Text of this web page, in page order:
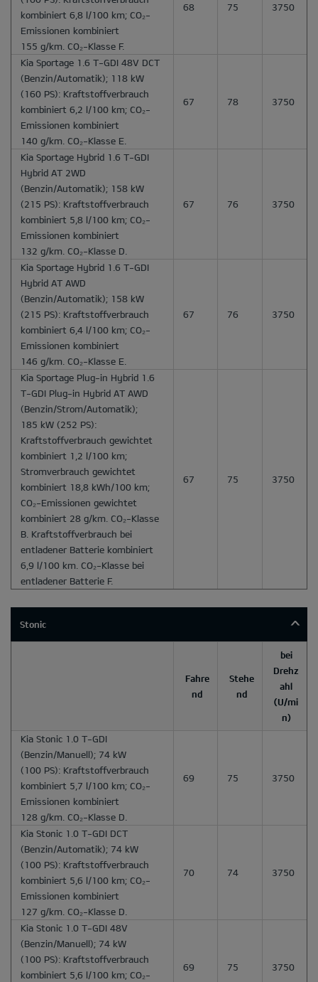
kombiniert 6,8 l/100 km; CO₂-
Emissionen kombiniert
155 g/km. CO₂-Klasse F.
68 75 3750
Kia Sportage 1.6 T-GDI 48V DCT
(Benzin/Automatik); 118 kW
(160 PS): Kraftstoffverbrauch
kombiniert 6,2 l/100 km; CO₂-
Emissionen kombiniert
140 g/km. CO₂-Klasse E.
67 78 3750
Kia Sportage Hybrid 1.6 T-GDI
Hybrid AT 2WD
(Benzin/Automatik); 158 kW
(215 PS): Kraftstoffverbrauch
kombiniert 5,8 l/100 km; CO₂-
Emissionen kombiniert
132 g/km. CO₂-Klasse D.
67 76 3750
Kia Sportage Hybrid 1.6 T-GDI
Hybrid AT AWD
(Benzin/Automatik); 158 kW
(215 PS): Kraftstoffverbrauch
kombiniert 6,4 l/100 km; CO₂-
Emissionen kombiniert
146 g/km. CO₂-Klasse E.
67 76 3750
Kia Sportage Plug-in Hybrid 1.6
T-GDI Plug-in Hybrid AT AWD
(Benzin/Strom/Automatik);
185 kW (252 PS):
Kraftstoffverbrauch gewichtet
kombiniert 1,2 l/100 km;
Stromverbrauch gewichtet
kombiniert 18,8 kWh/100 km;
CO₂-Emissionen gewichtet
kombiniert 28 g/km. CO₂-Klasse
B. Kraftstoffverbrauch bei
entladener Batterie kombiniert
6,9 l/100 km. CO₂-Klasse bei
entladener Batterie F.
67 75 3750
Stonic
Fahre
nd
Stehe
nd
bei
Drehz
ahl
(U/mi
n)
Kia Stonic 1.0 T-GDI
(Benzin/Manuell); 74 kW
(100 PS): Kraftstoffverbrauch
kombiniert 5,7 l/100 km; CO₂-
Emissionen kombiniert
128 g/km. CO₂-Klasse D.
69 75 3750
Kia Stonic 1.0 T-GDI DCT
(Benzin/Automatik); 74 kW
(100 PS): Kraftstoffverbrauch
kombiniert 5,6 l/100 km; CO₂-
Emissionen kombiniert
127 g/km. CO₂-Klasse D.
70 74 3750
Kia Stonic 1.0 T-GDI 48V
(Benzin/Manuell); 74 kW
(100 PS): Kraftstoffverbrauch
kombiniert 5,6 l/100 km; CO₂-
69 75 3750